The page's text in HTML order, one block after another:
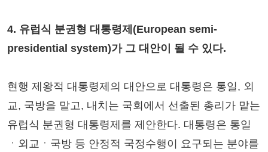
4. 유럽식 분권형 대통령제(European semi-
presidential system)가 그 대안이 될 수 있다.
현행 제왕적 대통령제의 대안으로 대통령은 통일, 외
교, 국방을 맡고, 내치는 국회에서 선출된 총리가 맡는
유럽식 분권형 대통령제를 제안한다. 대통령은 통일
ㆍ외교ㆍ국방 등 안정적 국정수행이 요구되는 분야를